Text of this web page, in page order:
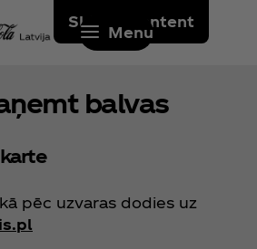
Skip to content
Menu
balvas
pēc uzvaras dodies uz